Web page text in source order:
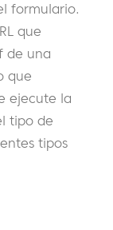
formulario.
que
de una
que
ejecute la
tipo de
tipos